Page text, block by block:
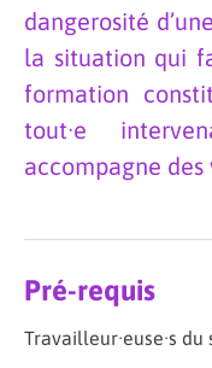
dangerosité
la situation qui
formation
tout·e
accompagne
Pré-requis
Travailleur·euse·s